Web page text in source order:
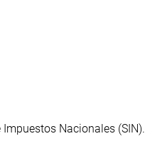
Nacionales (SIN).